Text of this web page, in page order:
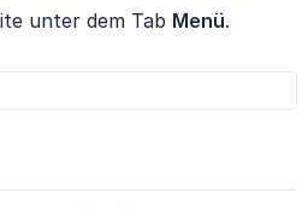
unter dem Tab Menü.